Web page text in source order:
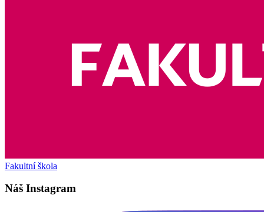
Fakultní škola
Náš Instagram